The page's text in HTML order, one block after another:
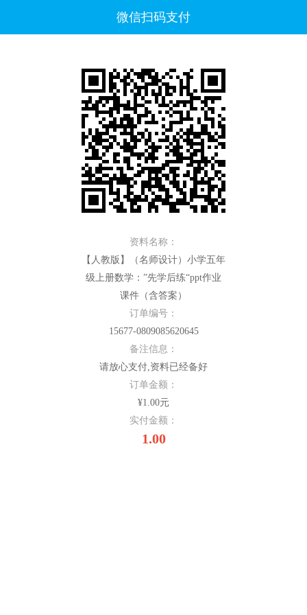
微信扫码支付
资料名称：
【人教版】（名师设计）小学五年
级上册数学：”先学后练“ppt作业
课件（含答案）
订单编号：
15677-0809085620645
备注信息：
请放心支付,资料已经备好
订单金额：
¥1.00元
实付金额：
1.00